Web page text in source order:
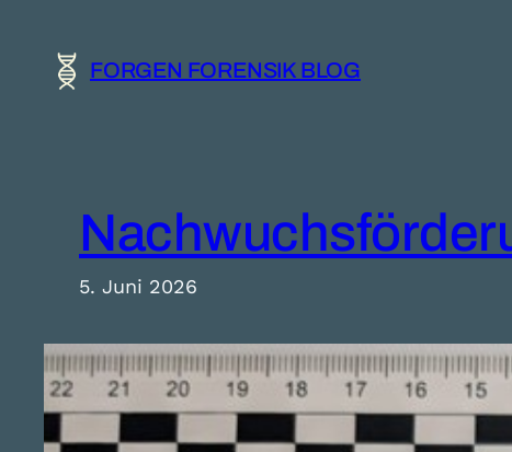
Inhalt
springen FORGEN FORENSIK BLOG
5. Juni 2026